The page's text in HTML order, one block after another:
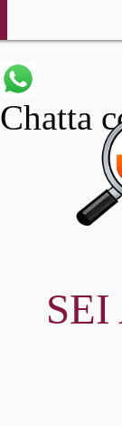
Chatta